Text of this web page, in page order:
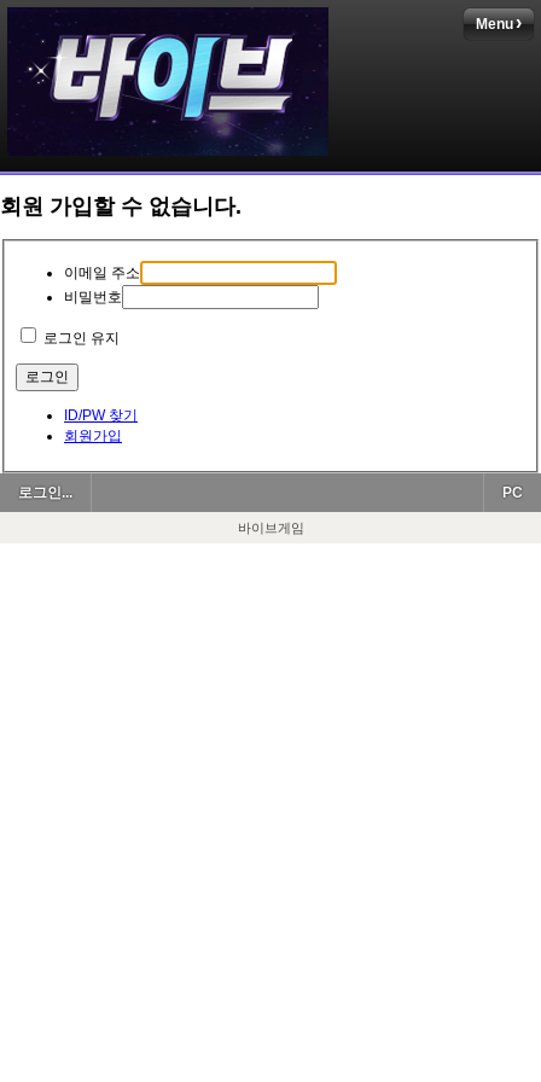
Menu
회원 가입할 수 없습니다.
이메일 주소
비밀번호
로그인 유지
ID/PW 찾기
회원가입
로그인... PC
바이브게임